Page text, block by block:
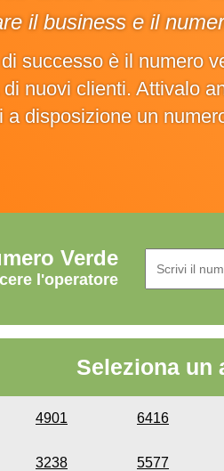
il business e il
successo è il numero
nuovi clienti. Attivalo
disposizione un
Verde
l'operatore
Seleziona un
4901 6416
3238 5577